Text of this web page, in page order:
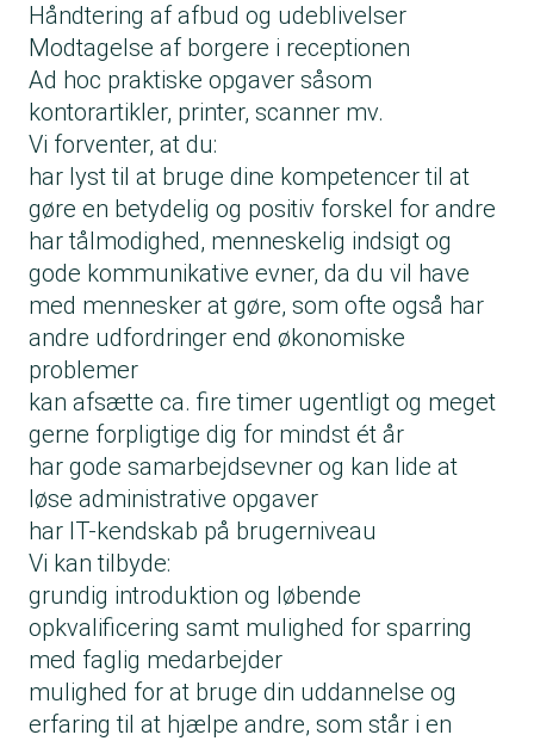
Håndtering af afbud og udeblivelser
Modtagelse af borgere i receptionen
Ad hoc praktiske opgaver såsom
kontorartikler, printer, scanner mv.
Vi forventer, at du:
har lyst til at bruge dine kompetencer til at
gøre en betydelig og positiv forskel for andre
har tålmodighed, menneskelig indsigt og
gode kommunikative evner, da du vil have
med mennesker at gøre, som ofte også har
andre udfordringer end økonomiske
problemer
kan afsætte ca. fire timer ugentligt og meget
gerne forpligtige dig for mindst ét år
har gode samarbejdsevner og kan lide at
løse administrative opgaver
har IT-kendskab på brugerniveau
Vi kan tilbyde:
grundig introduktion og løbende
opkvalificering samt mulighed for sparring
med faglig medarbejder
mulighed for at bruge din uddannelse og
erfaring til at hjælpe andre, som står i en